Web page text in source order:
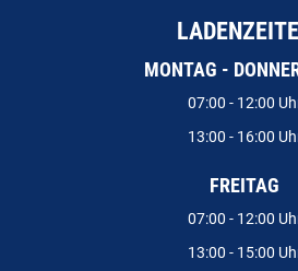
MONTAG -
07:00 - 12:00
13:00 - 16:00
FREITAG
07:00 - 12:00
13:00 - 15:00